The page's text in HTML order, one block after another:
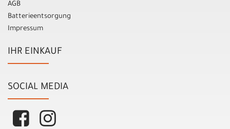
AGB
Batterieentsorgung
Impressum
IHR EINKAUF
SOCIAL MEDIA